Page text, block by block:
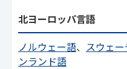
北ヨーロッパ言語
ノルウェー語、 スウェ
ンランド語